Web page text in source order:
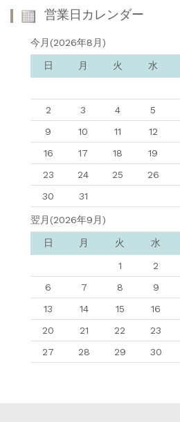
営業日カレンダー
今月(2026年8月)
日 月 火 水
2
3 4 5
9
10 11 12
16
17 18 19
23
24 25 26
30
31
翌月(2026年9月)
日 月 火 水
1 2
6
7 8 9
13
14 15 16
20
21 22 23
27
28 29 30